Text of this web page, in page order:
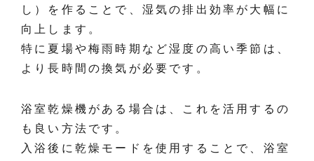
し）を作ることで、湿気の排出効率が大幅に
向上します。
特に夏場や梅雨時期など湿度の高い季節は、
より長時間の換気が必要です。
浴室乾燥機がある場合は、これを活用するの
も良い方法です。
入浴後に乾燥モードを使用することで、浴室